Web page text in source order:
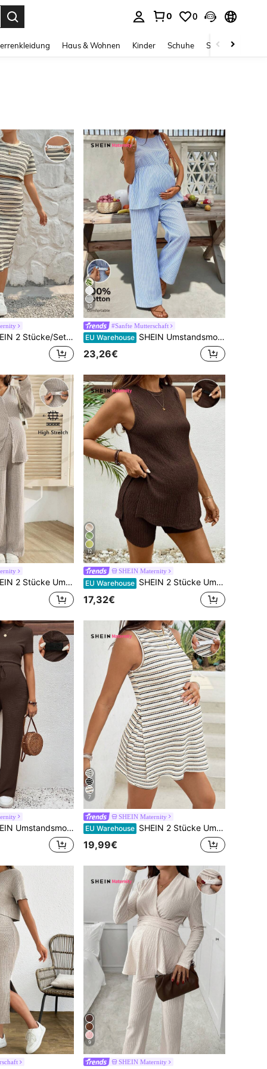
0 0
Haus & Wohnen Kinder Schuhe Schmuck &
Set gestreifter Rundhals Top und Rock für schwangere Frauen
10
#Sanfte Mutterschaft
EU Warehouse SHEIN Umstandsmode Zweiteiler aus gestreiftem ärmellosen Rundhals Lässig Top und weiter Hose, Sommer
23,26€
einfarbigem Oberteil und Hose mit Knopfleiste vorne, Herbst-Strick-Zweiteiler, Zweiteiler für Damen, bequem, schlicht, zweiteilig, Umstandsmode, zweiteilige Anzüge, bequemes zweiteiliges Set
12
SHEIN Maternity
EU Warehouse SHEIN 2 Stücke Umstandsmode einfarbiges Set aus Rundhals-Trägertop und Shorts, Lässig
17,32€
einfarbiges Kurzarm bequemes und atmungsaktives 2-teiliges Set, Sommer
7
SHEIN Maternity
EU Warehouse SHEIN 2 Stücke Umstandsmode Sommer Lässig gestreiftes Seitenschlitz Trägerhemd und Shorts Set
19,99€
9
SHEIN Maternity